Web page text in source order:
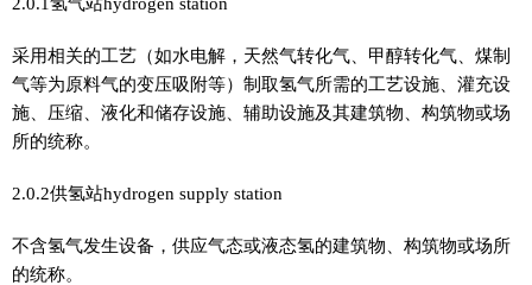
采用相关的工艺（如水电解，天然气转化气、甲醇转化气、煤制
气等为原料气的变压吸附等）制取氢气所需的工艺设施、灌充设
施、压缩、液化和储存设施、辅助设施及其建筑物、构筑物或场
所的统称。
2.0.2供氢站hydrogen supply station
不含氢气发生设备，供应气态或液态氢的建筑物、构筑物或场所
的统称。